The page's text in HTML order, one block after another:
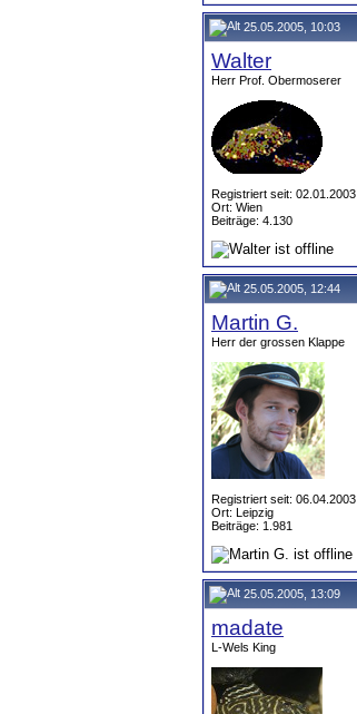
25.05.2005, 10:03
Walter
Herr Prof. Obermoserer
Registriert seit: 02.01.2003
Ort: Wien
Beiträge: 4.130
25.05.2005, 12:44
Martin G.
Herr der grossen Klappe
Registriert seit: 06.04.2003
Ort: Leipzig
Beiträge: 1.981
25.05.2005, 13:09
madate
L-Wels King